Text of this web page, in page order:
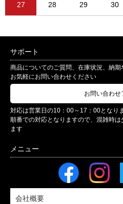
27 28 29 30
サポート
商品についてのご質問、在庫状況、納期
お気軽にお問い合わせください
お問い合わせ
対応は営業日の10：00～17：00となり
順番での対応となりますので、混雑時
ます
会社概要